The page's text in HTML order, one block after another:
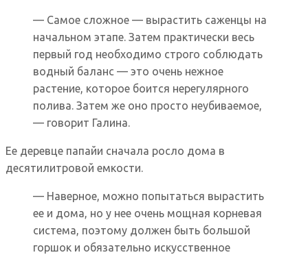
— Самое сложное — вырастить саженцы на
начальном этапе. Затем практически весь
первый год необходимо строго соблюдать
водный баланс — это очень нежное
растение, которое боится нерегулярного
полива. Затем же оно просто неубиваемое,
— говорит Галина.
Ее деревце папайи сначала росло дома в
десятилитровой емкости.
— Наверное, можно попытаться вырастить
ее и дома, но у нее очень мощная корневая
система, поэтому должен быть большой
горшок и обязательно искусственное